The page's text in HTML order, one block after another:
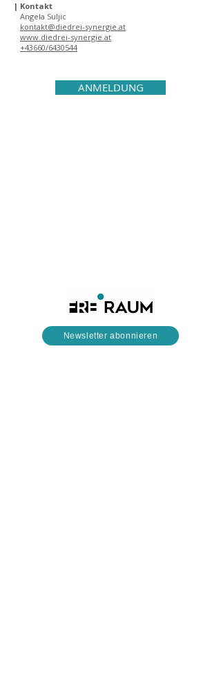
| Kontakt
Angela Suljic
kontakt@diedrei-synergie.at
www.diedrei-synergie.at
+43660/6430544
ANMELDUNG
Newsletter abonnieren